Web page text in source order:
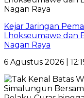
Kejar Jaringan
Lhokseumawe dan
Nagan Raya
6 Agustus 2026 |